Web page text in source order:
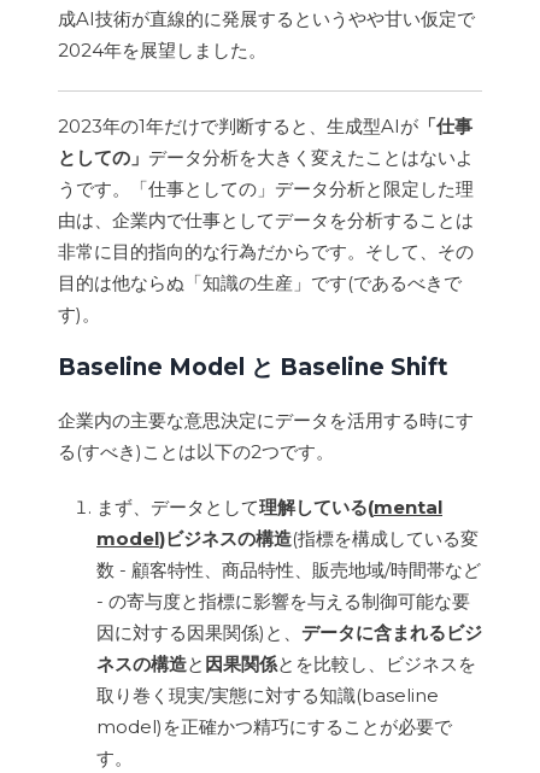
成AI技術が直線的に発展するというやや甘い仮定で
2024年を展望しました。
2023年の1年だけで判断すると、生成型AIが 「仕事
としての」 データ分析を大きく変えたことはないよ
うです。「仕事としての」データ分析と限定した理
由は、企業内で仕事としてデータを分析することは
非常に目的指向的な行為だからです。そして、その
目的は他ならぬ「知識の生産」です(であるべきで
す)。
Baseline Model と Baseline Shift
企業内の主要な意思決定にデータを活用する時にす
る(すべき)ことは以下の2つです。
まず、データとして理解している(mental
model)ビジネスの構造(指標を構成している変
数 - 顧客特性、商品特性、販売地域/時間帯など
- の寄与度と指標に影響を与える制御可能な要
因に対する因果関係)と、 データに含まれるビジ
ネスの構造と 因果関係とを比較し、ビジネスを
取り巻く現実/実態に対する知識(baseline
model)を正確かつ精巧にすることが必要で
す。